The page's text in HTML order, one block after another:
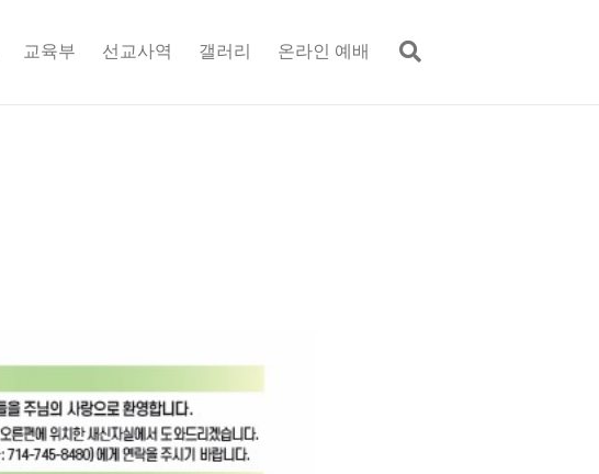
교육부 선교사역 갤러리 온라인 예배